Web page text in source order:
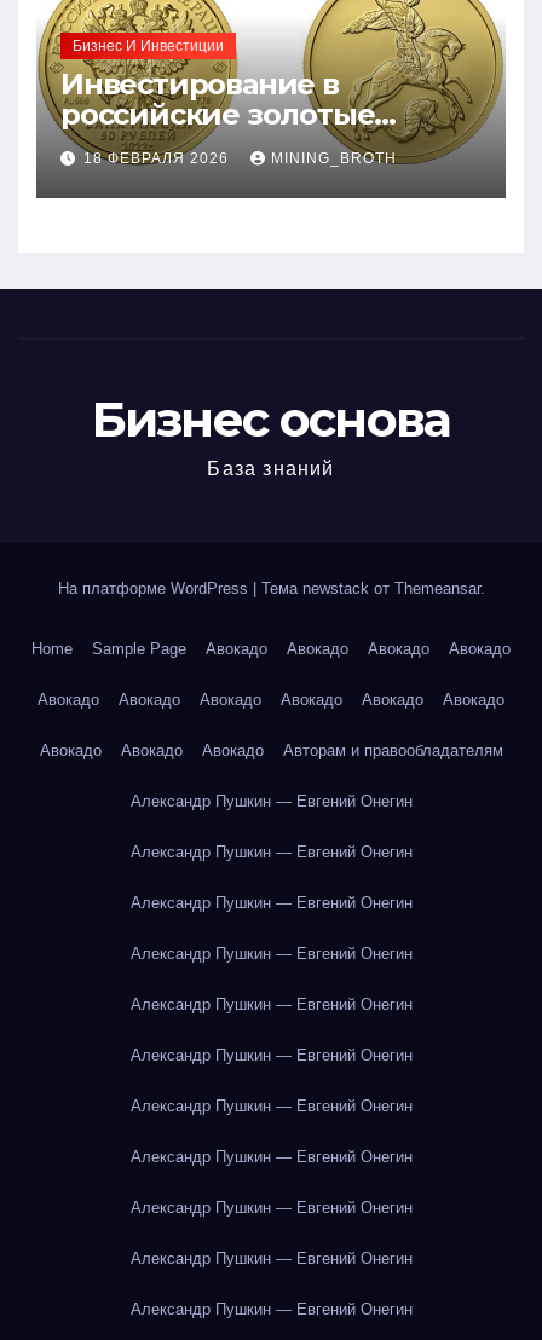
Бизнес И Инвестиции
Инвестирование в
российские золотые
монеты: подробное
руководство
18 ФЕВРАЛЯ 2026 MINING_BROTH
Бизнес основа
База знаний
На платформе WordPress Тема newstack от Themeansar.
Home Sample Page Авокадо Авокадо Авокадо Авокадо
Авокадо Авокадо Авокадо Авокадо Авокадо Авокадо
Авокадо Авокадо Авокадо Авторам и правообладателям
Александр Пушкин — Евгений Онегин
Александр Пушкин — Евгений Онегин
Александр Пушкин — Евгений Онегин
Александр Пушкин — Евгений Онегин
Александр Пушкин — Евгений Онегин
Александр Пушкин — Евгений Онегин
Александр Пушкин — Евгений Онегин
Александр Пушкин — Евгений Онегин
Александр Пушкин — Евгений Онегин
Александр Пушкин — Евгений Онегин
Александр Пушкин — Евгений Онегин